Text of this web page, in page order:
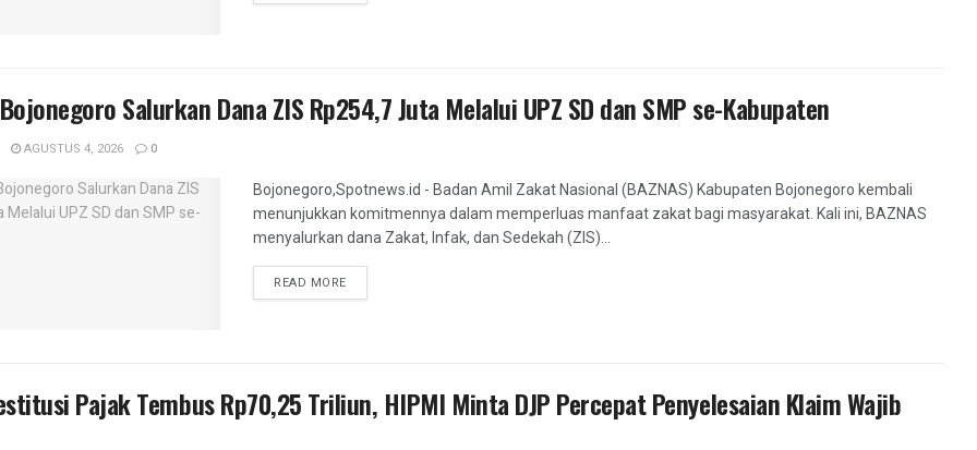
Salurkan Dana ZIS Rp254,7 Juta Melalui UPZ SD dan SMP se-Kabupaten
AGUSTUS 4, 2026 0
Bojonegoro,Spotnews.id - Badan Amil Zakat Nasional (BAZNAS) Kabupaten Bojonegoro kembali
menunjukkan komitmennya dalam memperluas manfaat zakat bagi masyarakat. Kali ini, BAZNAS
menyalurkan dana Zakat, Infak, dan Sedekah (ZIS)...
READ MOREDETAILS
Pajak Tembus Rp70,25 Triliun, HIPMI Minta DJP Percepat Penyelesaian Klaim Wajib